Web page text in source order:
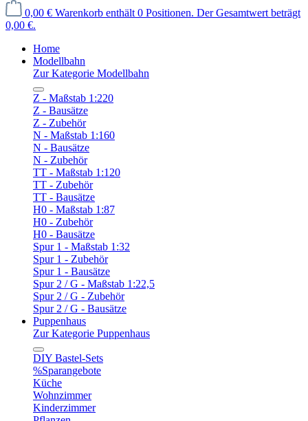
0,00 € Warenkorb enthält 0 Positionen. Der Gesamtwert beträgt
0,00 €.
Home
Modellbahn
Zur Kategorie Modellbahn
Z - Maßstab 1:220
Z - Bausätze
Z - Zubehör
N - Maßstab 1:160
N - Bausätze
N - Zubehör
TT - Maßstab 1:120
TT - Zubehör
TT - Bausätze
H0 - Maßstab 1:87
H0 - Zubehör
H0 - Bausätze
Spur 1 - Maßstab 1:32
Spur 1 - Zubehör
Spur 1 - Bausätze
Spur 2 / G - Maßstab 1:22,5
Spur 2 / G - Zubehör
Spur 2 / G - Bausätze
Puppenhaus
Zur Kategorie Puppenhaus
DIY Bastel-Sets
%Sparangebote
Küche
Wohnzimmer
Kinderzimmer